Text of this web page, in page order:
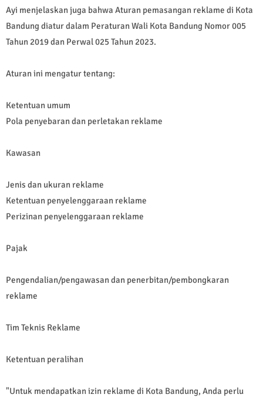
Ayi menjelaskan juga bahwa Aturan pemasangan reklame di Kota
Bandung diatur dalam Peraturan Wali Kota Bandung Nomor 005
Tahun 2019 dan Perwal 025 Tahun 2023.
Aturan ini mengatur tentang:
Ketentuan umum
Pola penyebaran dan perletakan reklame
Kawasan
Jenis dan ukuran reklame
Ketentuan penyelenggaraan reklame
Perizinan penyelenggaraan reklame
Pajak
Pengendalian/pengawasan dan penerbitan/pembongkaran
reklame
Tim Teknis Reklame
Ketentuan peralihan
"Untuk mendapatkan izin reklame di Kota Bandung, Anda perlu